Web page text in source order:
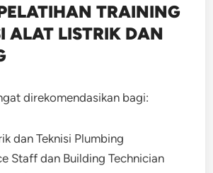
TRAINING
ALAT LISTRIK DAN
direkomendasikan bagi:
dan Teknisi Plumbing
Staff dan Building Technician